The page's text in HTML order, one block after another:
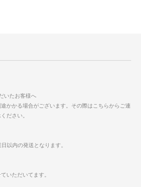
いたお客様へ
かかる場合がございます。その際はこちらからご連
ださい。
以内の発送となります。
いただいてます。